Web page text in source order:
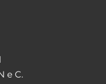
e C.